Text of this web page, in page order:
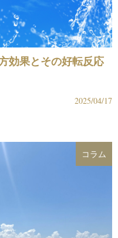
効果とその好転反応
2025/04/17
コラム